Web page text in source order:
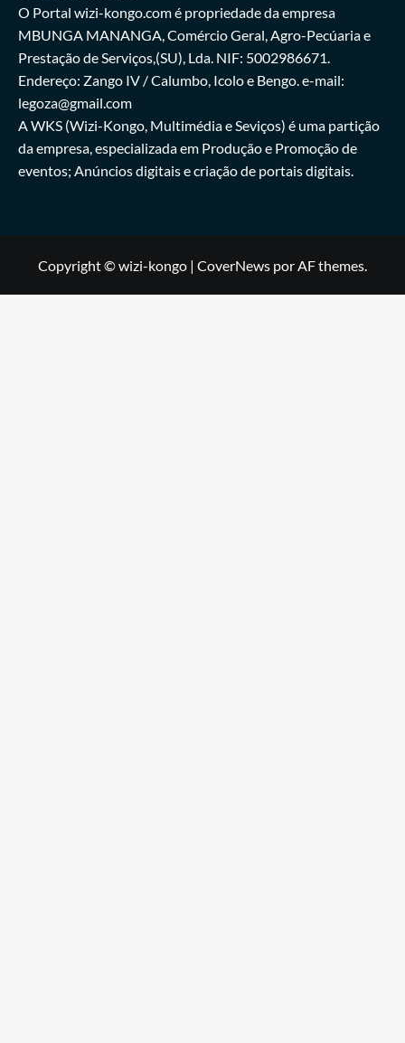
O Portal wizi-kongo.com é propriedade da empresa
MBUNGA MANANGA, Comércio Geral, Agro-Pecúaria e
Prestação de Serviços,(SU), Lda. NIF: 5002986671.
Endereço: Zango IV / Calumbo, Icolo e Bengo. e-mail:
legoza@gmail.com
A WKS (Wizi-Kongo, Multimédia e Seviços) é uma partição
da empresa, especializada em Produção e Promoção de
eventos; Anúncios digitais e criação de portais digitais.
Copyright © wizi-kongo | CoverNews por AF themes.